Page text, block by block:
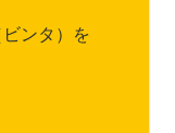
ンタ）を